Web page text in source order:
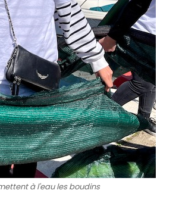
à l'eau les boudins